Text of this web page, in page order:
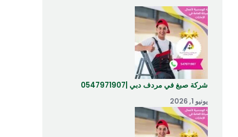
شركة صبغ في مردف دبي |0547971907
يونيو 1, 2026